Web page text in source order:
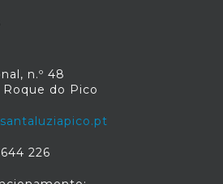
n.º 48
Roque do Pico
226